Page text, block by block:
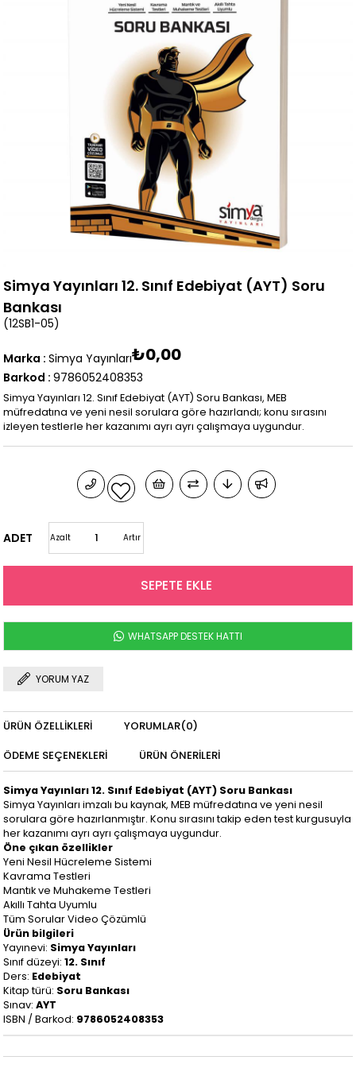
Simya Yayınları 12. Sınıf Edebiyat (AYT) Soru
Bankası
(12SB1-05)
Marka : Simya Yayınları₺0,00
Barkod : 9786052408353
Simya Yayınları 12. Sınıf Edebiyat (AYT) Soru Bankası, MEB
müfredatına ve yeni nesil sorulara göre hazırlandı; konu sırasını
izleyen testlerle her kazanımı ayrı ayrı çalışmaya uygundur.
ADET Artır
Azalt
WHATSAPP DESTEK HATTI
YORUM YAZ
ÜRÜN ÖZELLIKLERI YORUMLAR(0)
ÖDEME SEÇENEKLERI
ÜRÜN ÖNERILERI
Simya Yayınları 12. Sınıf Edebiyat (AYT) Soru Bankası
Simya Yayınları imzalı bu kaynak, MEB müfredatına ve yeni nesil
sorulara göre hazırlanmıştır. Konu sırasını takip eden test kurgusuyla
her kazanımı ayrı ayrı çalışmaya uygundur.
Öne çıkan özellikler
Yeni Nesil Hücreleme Sistemi
Kavrama Testleri
Mantık ve Muhakeme Testleri
Akıllı Tahta Uyumlu
Tüm Sorular Video Çözümlü
Ürün bilgileri
Yayınevi: Simya Yayınları
Sınıf düzeyi:12. Sınıf
Ders: Edebiyat
Kitap türü: Soru Bankası
Sınav:AYT
ISBN / Barkod: 9786052408353